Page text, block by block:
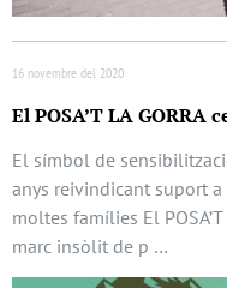
16 novembre del 2020
El POSA’T LA GORRA
El símbol de
anys reivindicant suport
moltes famílies El
marc insòlit de p …